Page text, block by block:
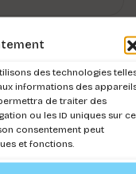
des technologies
informations des
de traiter des
ou les ID uniques sur ce
consentement peut
et fonctions.